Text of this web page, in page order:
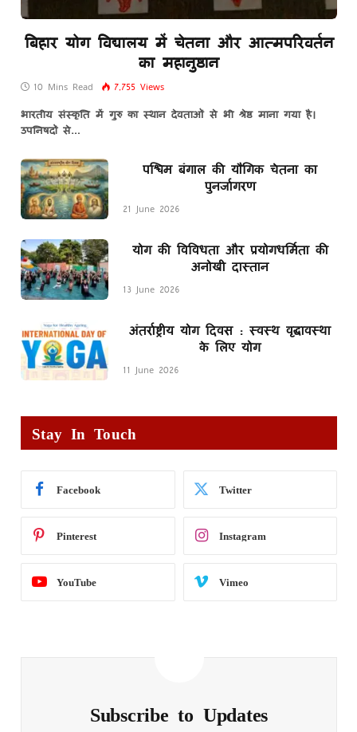
बिहार योग विद्यालय में चेतना और आत्मपरिवर्तन
का महानुष्ठान
10 Mins Read 7,755 Views
भारतीय संस्कृति में गुरु का स्थान देवताओं से भी श्रेष्ठ माना गया है।
उपनिषदों से…
पश्चिम बंगाल की यौगिक चेतना का
पुनर्जागरण
21 June 2026
योग की विविधता और प्रयोगधर्मिता की
अनोखी दास्तान
13 June 2026
अंतर्राष्ट्रीय योग दिवस : स्वस्थ वृद्धावस्था
के लिए योग
11 June 2026
Stay In Touch
Facebook Twitter
Pinterest Instagram
YouTube Vimeo
Subscribe to Updates